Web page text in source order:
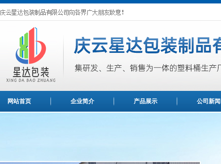
网站首页 企业简介 产品展示 公司新闻